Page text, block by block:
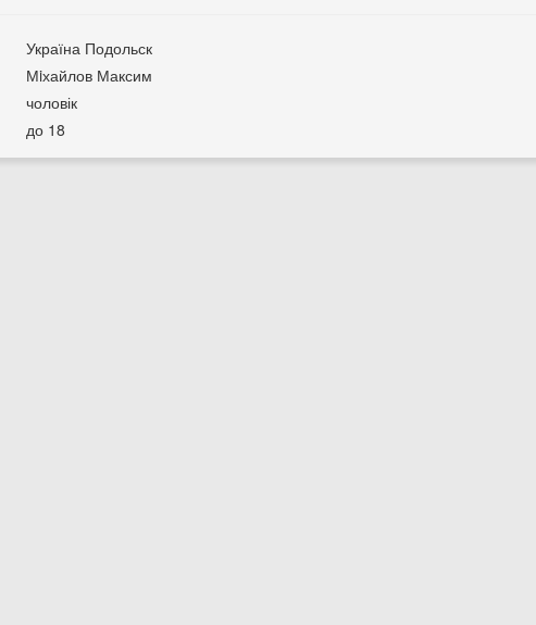
Україна Подольск
Мiхайлов Максим
чоловік
до 18